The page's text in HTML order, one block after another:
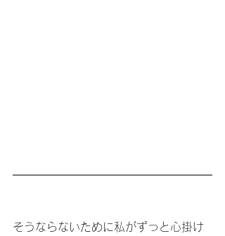
そうならないために私がずっと心掛け